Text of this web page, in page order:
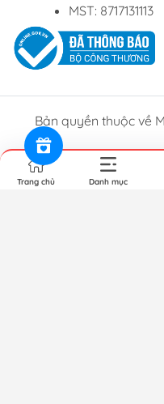
MST: 8717131113
Bản quyền thuộc về
Trang chủ Danh mục